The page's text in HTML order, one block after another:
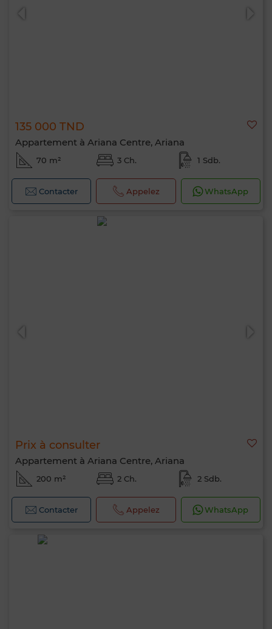
135 000 TND
Appartement à Ariana Centre, Ariana
70 m² 3 Ch. 1 Sdb.
Contacter Appelez WhatsApp
Prix à consulter
Appartement à Ariana Centre, Ariana
200 m² 2 Ch. 2 Sdb.
Contacter Appelez WhatsApp